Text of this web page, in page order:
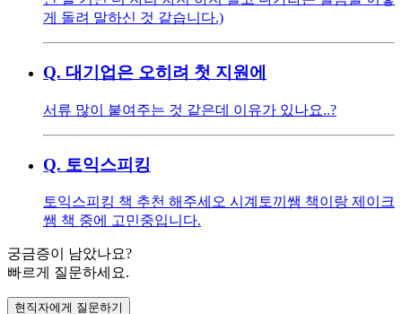
게 돌려 말하신 것 같습니다.)
Q. 대기업은 오히려 첫 지원에
서류 많이 붙여주는 것 같은데 이유가 있나요..?
Q. 토익스피킹
토익스피킹 책 추천 해주세오 시계토끼쌤 책이랑 제이크
쌤 책 중에 고민중입니다.
궁금증이 남았나요?
빠르게 질문하세요.
현직자에게 질문하기